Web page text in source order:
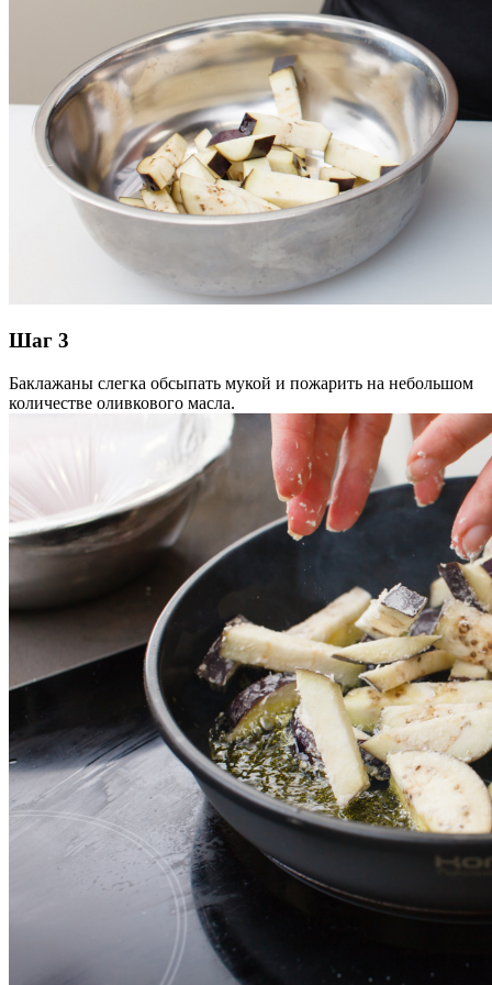
Шаг 3
Баклажаны слегка обсыпать мукой и пожарить на небольшом
количестве оливкового масла.